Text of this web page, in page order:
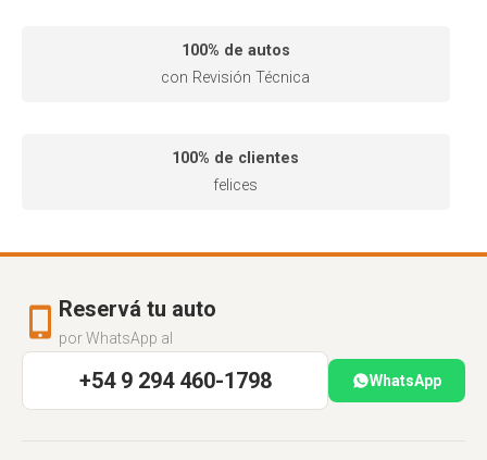
100% de autos
con Revisión Técnica
100% de clientes
felices
Reservá tu auto
por WhatsApp al
+54 9 294 460-1798 WhatsApp